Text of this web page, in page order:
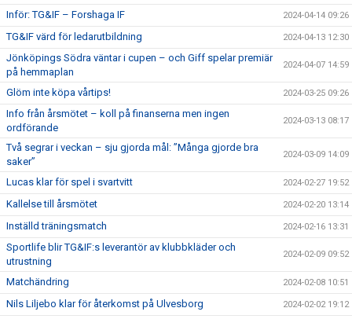
Inför: TG&IF – Forshaga IF 2024-04-14 09:26
TG&IF värd för ledarutbildning 2024-04-13 12:30
Jönköpings Södra väntar i cupen – och Giff spelar premiär
på hemmaplan
2024-04-07 14:59
Glöm inte köpa vårtips! 2024-03-25 09:26
Info från årsmötet – koll på finanserna men ingen
ordförande
2024-03-13 08:17
Två segrar i veckan – sju gjorda mål: ”Många gjorde bra
saker”
2024-03-09 14:09
Lucas klar för spel i svartvitt 2024-02-27 19:52
Kallelse till årsmötet 2024-02-20 13:14
Inställd träningsmatch 2024-02-16 13:31
Sportlife blir TG&IF:s leverantör av klubbkläder och
utrustning
2024-02-09 09:52
Matchändring 2024-02-08 10:51
Nils Liljebo klar för återkomst på Ulvesborg 2024-02-02 19:12